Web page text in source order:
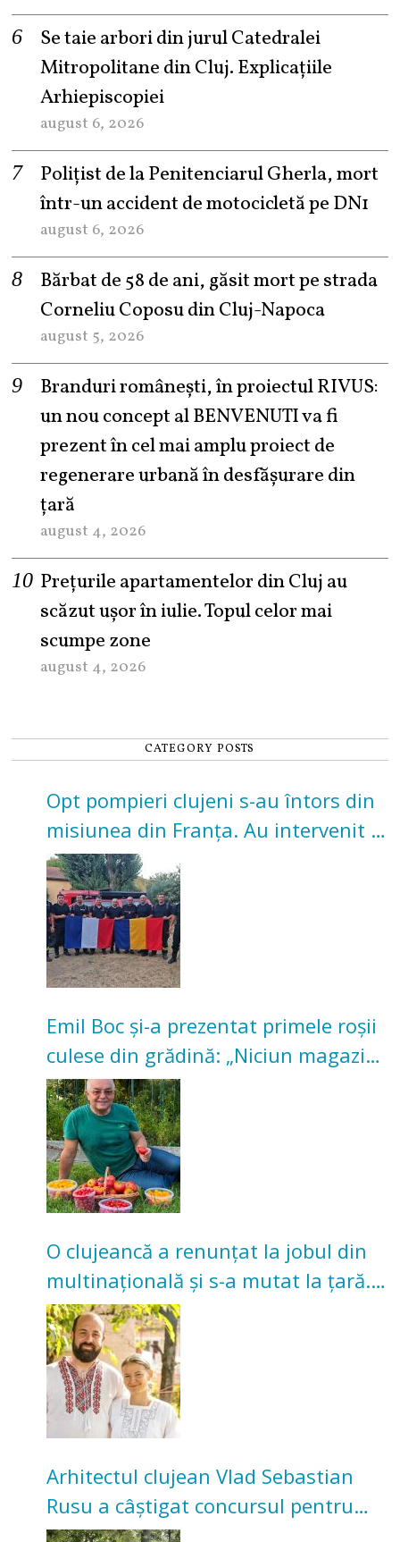
Se taie arbori din jurul Catedralei
Mitropolitane din Cluj. Explicațiile
Arhiepiscopiei
august 6, 2026
Polițist de la Penitenciarul Gherla, mort
într-un accident de motocicletă pe DN1
august 6, 2026
Bărbat de 58 de ani, găsit mort pe strada
Corneliu Coposu din Cluj-Napoca
august 5, 2026
Branduri românești, în proiectul RIVUS:
un nou concept al BENVENUTI va fi
prezent în cel mai amplu proiect de
regenerare urbană în desfășurare din
țară
august 4, 2026
Prețurile apartamentelor din Cluj au
scăzut ușor în iulie. Topul celor mai
scumpe zone
august 4, 2026
CATEGORY POSTS
Opt pompieri clujeni s-au întors din
misiunea din Franța. Au intervenit la
incendii de vegetație și pădure
Emil Boc și-a prezentat primele roșii
culese din grădină: „Niciun magazin
nu poate oferi această satisfacție”
O clujeancă a renunțat la jobul din
multinațională și s-a mutat la țară.
Acum cultivă legume în grădina
bunicilor
Arhitectul clujean Vlad Sebastian
Rusu a câștigat concursul pentru
transformarea Grădinii Casei